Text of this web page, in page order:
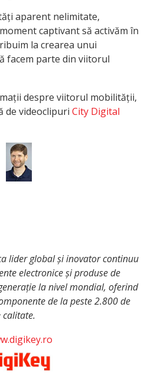
aparent nelimitate,
captivant să activăm în
la crearea unui
facem parte din viitorul
despre viitorul mobilității,
de videoclipuri City Digital
lider global și inovator continuu
electronice și produse de
la nivel mondial, oferind
de la peste 2.800 de